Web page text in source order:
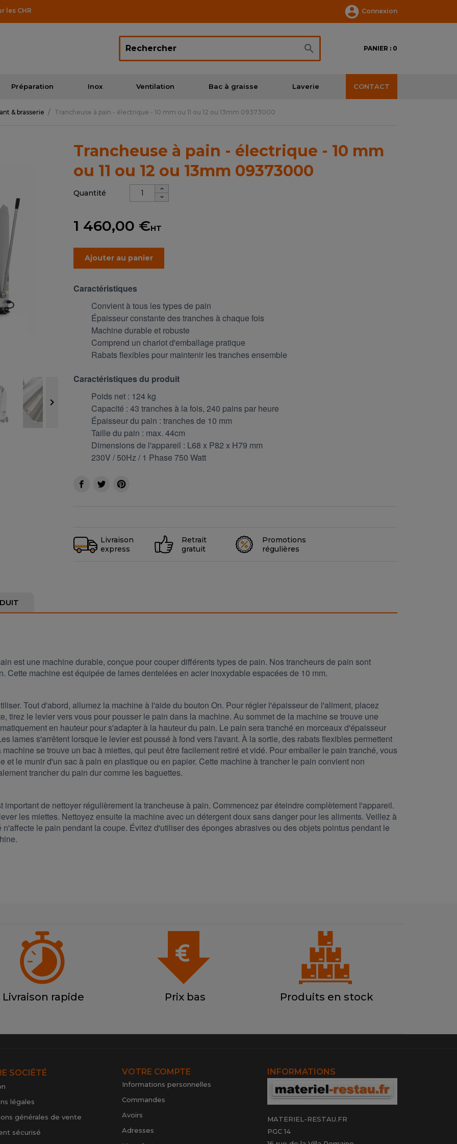
les CHR  Connexion
 PANIER : 0
Préparation Inox Ventilation Bac à graisse Laverie CONTACT
& brasserie Trancheuse à pain - électrique - 10 mm ou 11 ou 12 ou 13mm 09373000

Trancheuse à pain - électrique - 10 mm
ou 11 ou 12 ou 13mm 09373000
Quantité
1 460,00 €HT
Ajouter au panier
Caractéristiques
Convient à tous les types de pain
Épaisseur constante des tranches à chaque fois
Machine durable et robuste
Comprend un chariot d'emballage pratique
Rabats flexibles pour maintenir les tranches ensemble
Caractéristiques du produit
Poids net : 124 kg
Capacité : 43 tranches à la fois, 240 pains par heure
Épaisseur du pain : tranches de 10 mm
Taille du pain : max. 44cm
Dimensions de l'appareil : L68 x P82 x H79 mm
230V / 50Hz / 1 Phase 750 Watt
Livraison
express
Retrait
gratuit
Promotions
régulières
est une machine durable, conçue pour couper différents types de pain. Nos trancheurs de pain sont
Cette machine est équipée de lames dentelées en acier inoxydable espacées de 10 mm.
Tout d'abord, allumez la machine à l'aide du bouton On. Pour régler l'épaisseur de l'aliment, placez
tirez le levier vers vous pour pousser le pain dans la machine. Au sommet de la machine se trouve une
en hauteur pour s'adapter à la hauteur du pain. Le pain sera tranché en morceaux d'épaisseur
lames s'arrêtent lorsque le levier est poussé à fond vers l'avant. À la sortie, des rabats flexibles permettent
se trouve un bac à miettes, qui peut être facilement retiré et vidé. Pour emballer le pain tranché, vous
le munir d'un sac à pain en plastique ou en papier. Cette machine à trancher le pain convient non
trancher du pain dur comme les baguettes.
de nettoyer régulièrement la trancheuse à pain. Commencez par éteindre complètement l'appareil.
les miettes. Nettoyez ensuite la machine avec un détergent doux sans danger pour les aliments. Veillez à
le pain pendant la coupe. Évitez d'utiliser des éponges abrasives ou des objets pointus pendant le
Livraison rapide Prix bas Produits en stock
SOCIÉTÉ
légales
générales de vente
sécurisé
VOTRE COMPTE
Informations personnelles
Commandes
Avoirs
Adresses
INFORMATIONS
MATERIEL-RESTAU.FR
PGC 14